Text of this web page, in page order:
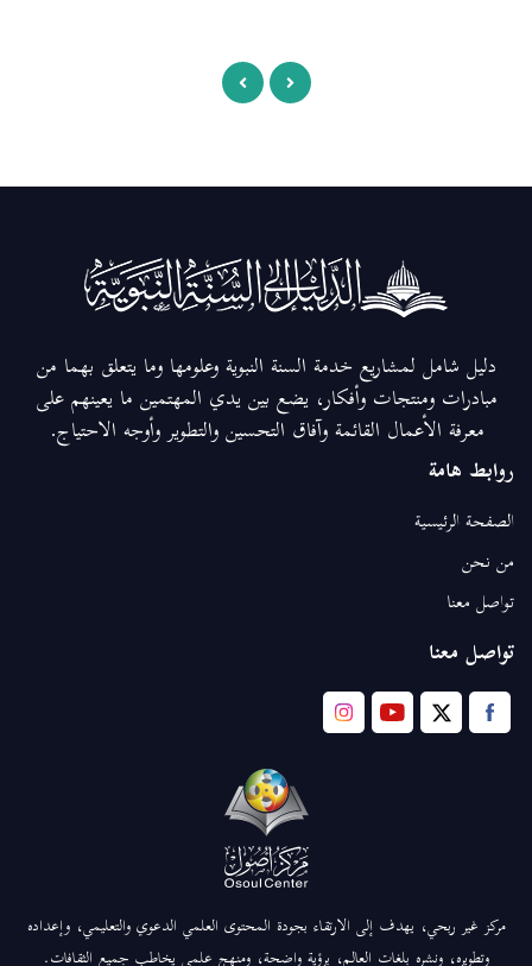
دليل شامل لمشاريع خدمة السنة النبوية وعلومها وما يتعلق بهما من
مبادرات ومنتجات وأفكار، يضع بين يدي المهتمين ما يعينهم على
معرفة الأعمال القائمة وآفاق التحسين والتطوير وأوجه الاحتياج.
روابط هامة
الصفحة الرئيسية
من نحن
تواصل معنا
تواصل معنا
مركز غير ربحي، يهدف إلى الارتقاء بجودة المحتوى العلمي الدعوي والتعليمي، وإعداده
وتطويره، ونشره بلغات العالم، برؤية واضحة، ومنهج علمي يخاطب جميع الثقافات.